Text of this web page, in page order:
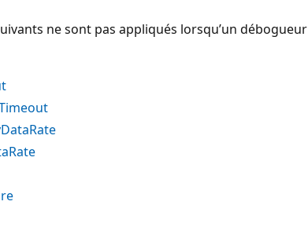
ne sont pas appliqués lorsqu’un débogueur